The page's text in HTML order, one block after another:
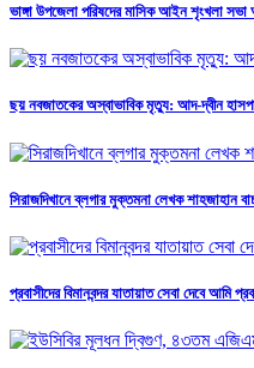
ভাঙ্গা উপজেলা পরিষদের মাসিক আইন শৃংখলা সভা
ছয় নবজাতকের অস্বাভাবিক মৃত্যু: আদ-দ্বীন
সিরাজদিখানে ব্লগার মুক্তমনা লেখক শাহজাহান
প্রবাসীদের বিমানবন্দর যাতায়াত সেবা দেবে আমি